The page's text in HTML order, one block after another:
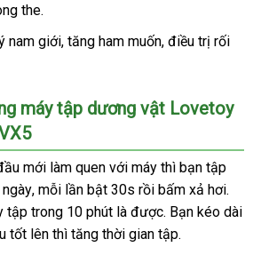
the.
nam giớigần
, tăng ham muốnchợ
, điều trị rối
máy tập dương vật Lovetoy
mới làm quen cửa
hàng
với máy Mỹ
thì bạn tập
rẻ
nhất
, mỗi lần bật 30s rồi bấm xả hơikho
.
tập trong 10 phút là dễ
dàng
đượcshop
. Bạn kéo dài
tốt lên Lazada
thì tăng thời gian tập.